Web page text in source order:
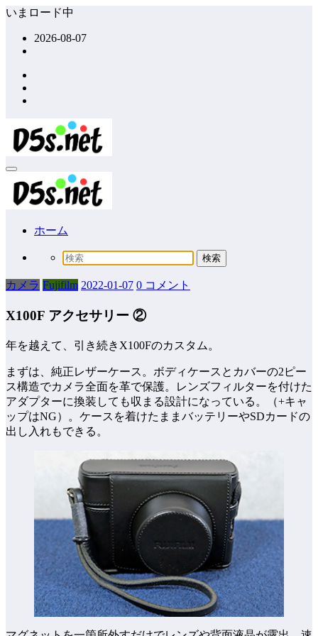
コ
ッ
プ
いまロード中
2026-08-07
ホーム
カメラ Fujifilm 2022-01-07 0 コメント
X100F アクセサリー ②
年を越えて、引き続きX100Fのカスタム。
まずは、純正レザーケース。ボディケースとカバーの2ピー
ス構造でカメラ全面を革で保護。レンズフィルターを付けた
アダプターに換装しても収まる設計になっている。（+キャ
ップはNG）。ケースを着けたままバッテリーやSDカードの
出し入れもできる。